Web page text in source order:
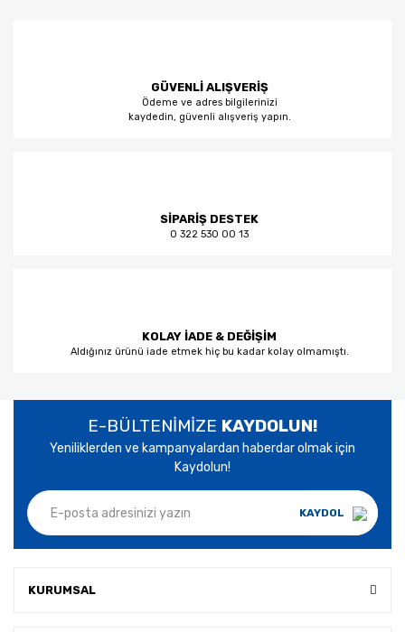
GÜVENLİ ALIŞVERİŞ
Ödeme ve adres bilgilerinizi
kaydedin, güvenli alışveriş yapın.
SİPARİŞ DESTEK
0 322 530 00 13
KOLAY İADE & DEĞİŞİM
Aldığınız ürünü iade etmek hiç bu kadar kolay olmamıştı.
E-BÜLTENİMİZE KAYDOLUN!
Yeniliklerden ve kampanyalardan haberdar olmak için
Kaydolun!
KAYDOL
KURUMSAL